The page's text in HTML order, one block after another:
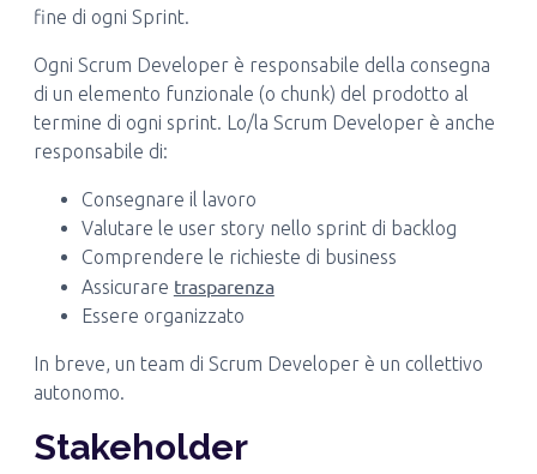
fine di ogni Sprint.
Ogni Scrum Developer è responsabile della consegna
di un elemento funzionale (o chunk) del prodotto al
termine di ogni sprint. Lo/la Scrum Developer è anche
responsabile di:
Consegnare il lavoro
Valutare le user story nello sprint di backlog
Comprendere le richieste di business
Assicurare trasparenza
Essere organizzato
In breve, un team di Scrum Developer è un collettivo
autonomo.
Stakeholder